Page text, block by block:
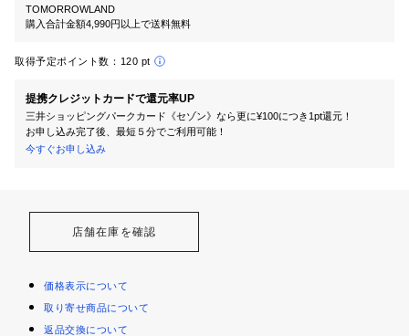
TOMORROWLAND
購入合計金額4,990円以上で送料無料
取得予定ポイント数： 120 pt
提携クレジットカードで還元率UP
三井ショッピングパークカード《セゾン》なら更に¥100につき1pt還元！
お申し込み完了後、最短５分でご利用可能！
今すぐお申し込み
店舗在庫を確認
価格表示について
取り寄せ商品について
返品交換について